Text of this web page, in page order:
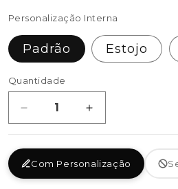
Personalização Interna
Padrão Estojo
Quantidade
Diminuir
a
de
Shoulder
Aumentar
a
de
Shoulder
Com Personalização